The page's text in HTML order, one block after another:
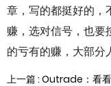
章，写的都挺好的，
赚，选对信号，也要
的亏有的赚，大部分
上一篇 : Outrade：看